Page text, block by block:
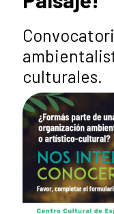
culturales.